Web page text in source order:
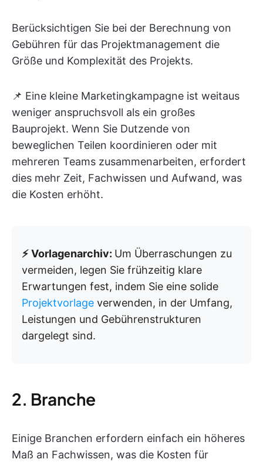
Berücksichtigen Sie bei der Berechnung von
Gebühren für das Projektmanagement die
Größe und Komplexität des Projekts.
📌 Eine kleine Marketingkampagne ist weitaus
weniger anspruchsvoll als ein großes
Bauprojekt. Wenn Sie Dutzende von
beweglichen Teilen koordinieren oder mit
mehreren Teams zusammenarbeiten, erfordert
dies mehr Zeit, Fachwissen und Aufwand, was
die Kosten erhöht.
⚡ Vorlagenarchiv: Um Überraschungen zu
vermeiden, legen Sie frühzeitig klare
Erwartungen fest, indem Sie eine solide
Projektvorlage verwenden, in der Umfang,
Leistungen und Gebührenstrukturen
dargelegt sind.
2. Branche
Einige Branchen erfordern einfach ein höheres
Maß an Fachwissen, was die Kosten für